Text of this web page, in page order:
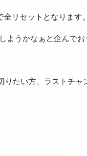
リセットとなります。
ようかなぁと企んで
たい方、ラストチャ